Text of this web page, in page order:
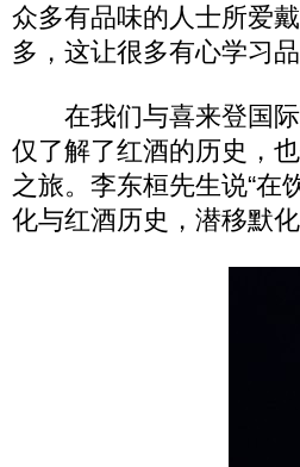
众多有品味的人士所爱
多，这让很多有心学习
在我们与喜来登国际
仅了解了红酒的历史，
之旅。李东桓先生说“在
化与红酒历史，潜移默